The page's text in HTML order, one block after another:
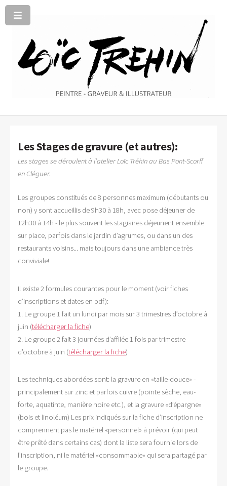
Les Stages de gravure (et autres):
Les stages se déroulent à l’atelier Loïc Tréhin au Bas Pont-Scorff
en Cléguer.
Les groupes constitués de 8 personnes maximum (débutants ou
non) y sont accueillis de 9h30 à 18h, avec pose déjeuner de
12h30 à 14h - le plus souvent les stagiaires déjeunent ensemble
sur place, parfois dans le jardin d’agrumes, ou dans un des
restaurants voisins... mais toujours dans une ambiance très
conviviale!
Il existe 2 formules courantes pour le moment (voir fiches
d’inscriptions et dates en pdf):
1. Le groupe 1 fait un lundi par mois sur 3 trimestres d’octobre à
juin (télécharger la fiche)
2. Le groupe 2 fait 3 journées d’affilée 1 fois par trimestre
d’octobre à juin (télécharger la fiche)
Les techniques abordées sont: la gravure en «taille-douce» -
principalement sur zinc et parfois cuivre (pointe sèche, eau-
forte, aquatinte, manière noire etc.), et la gravure «d’épargne»
(bois et linoléum) Les prix indiqués sur la fiche d’inscription ne
comprennent pas le matériel «personnel» à prévoir (qui peut
être prêté dans certains cas) dont la liste sera fournie lors de
l’inscription, ni le matériel «consommable» qui sera partagé par
le groupe.